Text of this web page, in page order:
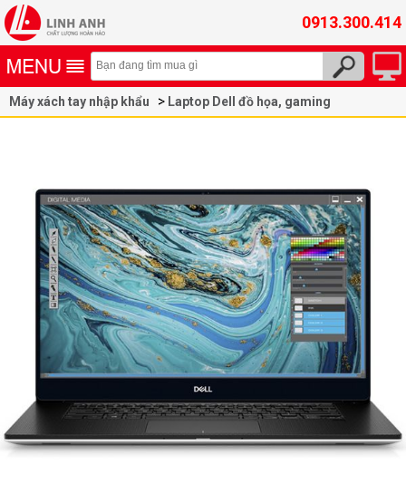
0913.300.414
Máy xách tay nhập khẩu Laptop Dell đồ họa, gaming